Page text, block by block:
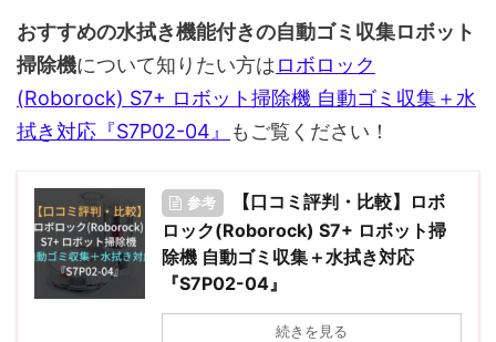
おすすめの水拭き機能付きの自動ゴミ収集ロボット
掃除機について知りたい方はロボロック
(Roborock) S7+ ロボット掃除機 自動ゴミ収集＋水
拭き対応『S7P02-04』
もご覧ください！
参考
【口コミ評判・比較】ロボ
ロック(Roborock) S7+ ロボット掃
除機 自動ゴミ収集＋水拭き対応
『S7P02-04』
続きを見る